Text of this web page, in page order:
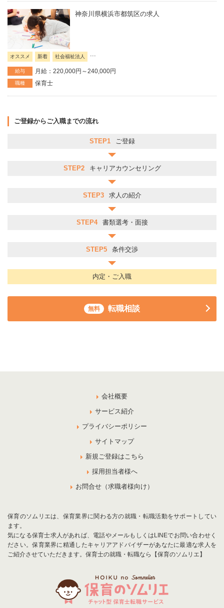
神奈川県横浜市都筑区の求人
オススメ 新着 社会福祉法人 ...
給与 月給：220,000円～240,000円
職種 保育士
ご登録からご入職までの流れ
STEP1 ご登録
STEP2 キャリアカウンセリング
STEP3 求人の紹介
STEP4 書類選考・面接
STEP5 条件交渉
内定・ご入職
無料 転職相談
会社概要
サービス紹介
プライバシーポリシー
サイトマップ
新規ご登録はこちら
採用担当者様へ
お問合せ（求職者様向け）
保育のソムリエは、保育業界に関わる方の就職・転職活動をサポートしてい
ます。
気になる保育士求人があれば、電話やメールもしくはLINEでお問い合わせく
ださい。保育業界に精通したキャリアアドバイザーがあなたに最適な求人を
ご紹介させていただきます。保育士の就職・転職なら【保育のソムリエ】